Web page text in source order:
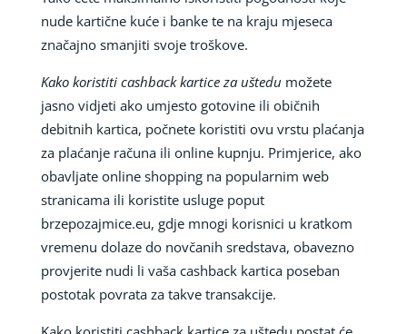
nude kartične kuće i banke te na kraju mjeseca
značajno smanjiti svoje troškove.
Kako koristiti cashback kartice za uštedu možete
jasno vidjeti ako umjesto gotovine ili običnih
debitnih kartica, počnete koristiti ovu vrstu plaćanja
za plaćanje računa ili online kupnju. Primjerice, ako
obavljate online shopping na popularnim web
stranicama ili koristite usluge poput
brzepozajmice.eu, gdje mnogi korisnici u kratkom
vremenu dolaze do novčanih sredstava, obavezno
provjerite nudi li vaša cashback kartica poseban
postotak povrata za takve transakcije.